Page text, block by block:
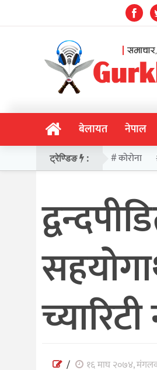
बेलायत नेपाल
ट्रेण्डिङ : कोरोना
/ १६ माघ २०७४,